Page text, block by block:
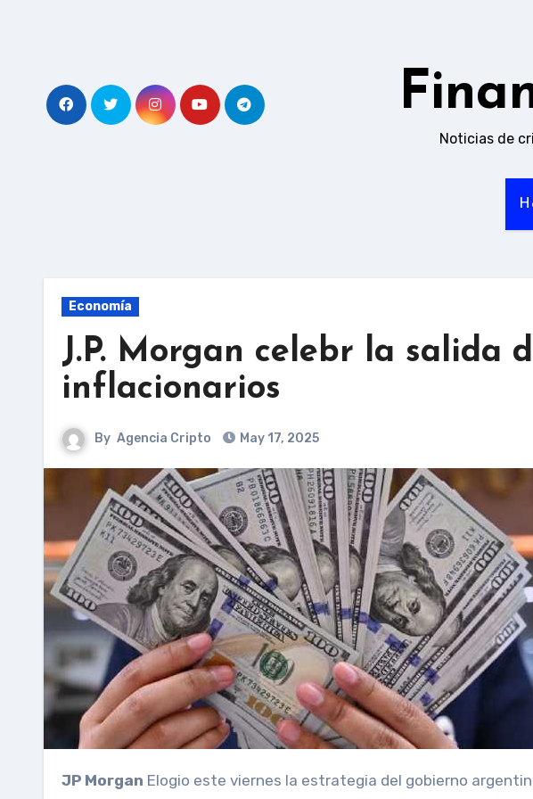
Noticias de
Economía
J.P. Morgan celebr la salida
inflacionarios
By Agencia Cripto May 17, 2025
JP Morgan Elogio este viernes la estrategia del gobierno